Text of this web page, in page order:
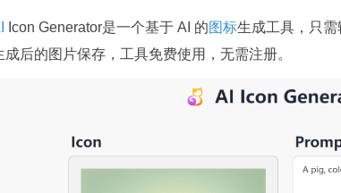
Icon Generator是一个基于 AI 的图标生成工具，只需
成后的图片保存，工具免费使用，无需注册。